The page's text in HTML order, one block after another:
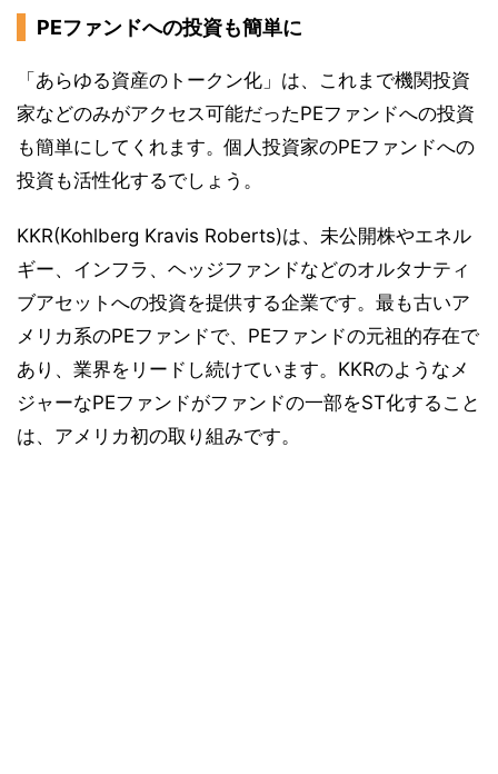
PEファンドへの投資も簡単に
「あらゆる資産のトークン化」は、これまで機関投資
家などのみがアクセス可能だったPEファンドへの投資
も簡単にしてくれます。個人投資家のPEファンドへの
投資も活性化するでしょう。
KKR(Kohlberg Kravis Roberts)は、未公開株やエネル
ギー、インフラ、ヘッジファンドなどのオルタナティ
ブアセットへの投資を提供する企業です。最も古いア
メリカ系のPEファンドで、PEファンドの元祖的存在で
あり、業界をリードし続けています。KKRのようなメ
ジャーなPEファンドがファンドの一部をST化すること
は、アメリカ初の取り組みです。